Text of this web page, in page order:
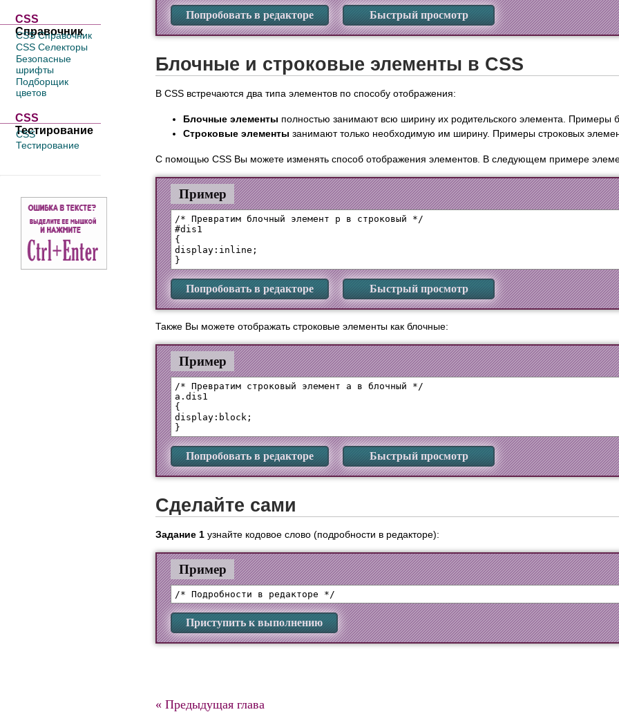
CSS
Справочник
CSS Справочник
CSS Селекторы
Безопасные
шрифты
Подборщик
цветов
CSS
Тестирование
CSS
Тестирование
Попробовать в редакторе Быстрый просмотр
Блочные и строковые элементы в CSS
В CSS встречаются два типа элементов по способу отображения:
Блочные элементы полностью занимают всю ширину их родительского элемента. Примеры
Строковые элементы занимают только необходимую им ширину. Примеры строковых
С помощью CSS Вы можете изменять способ отображения элементов. В следующем примере
Пример
/* Превратим блочный элемент p в строковый */
#dis1
{
display:inline;
Попробовать в редакторе Быстрый просмотр
Также Вы можете отображать строковые элементы как блочные:
Пример
/* Превратим строковый элемент a в блочный */
a.dis1
{
display:block;
Попробовать в редакторе Быстрый просмотр
Сделайте сами
Задание 1 узнайте кодовое слово (подробности в редакторе):
Пример
Приступить к выполнению
« Предыдущая глава